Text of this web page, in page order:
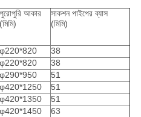
পুরোপুরি আকার
(মিমি)
সাকশন পাইপের ব্যাস
(মিমি)
φ220*820
38
φ220*820
38
φ290*950
51
φ420*1250
51
φ420*1350
51
φ420*1450
63